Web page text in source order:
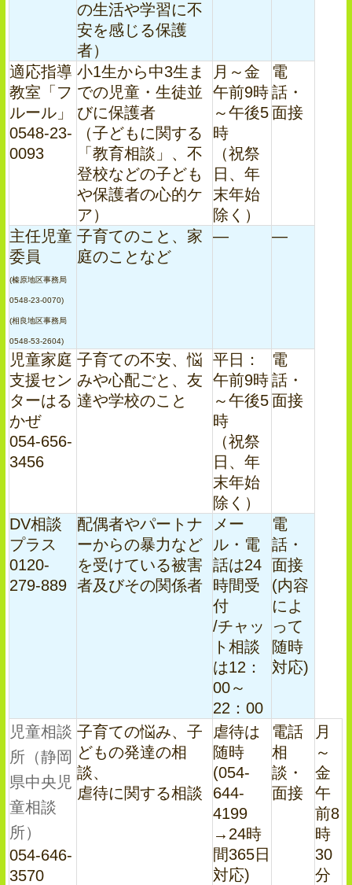
の生活や学習に不
安を感じる保護
者）
適応指導
教室「フ
ルール」
0548-23-
0093
小1生から中3生ま
での児童・生徒並
びに保護者
（子どもに関する
「教育相談」、不
登校などの子ども
や保護者の心的ケ
ア）
月～金
午前9時
～午後5
時
（祝祭
日、年
末年始
除く）
電
話・
面接
主任児童
委員
(榛原地区事務局
0548-23-0070)
(相良地区事務局
0548-53-2604)
子育てのこと、家
庭のことなど
― ―
児童家庭
支援セン
ターはる
かぜ
054-656-
3456
子育ての不安、悩
みや心配ごと、友
達や学校のこと
平日：
午前9時
～午後5
時
（祝祭
日、年
末年始
除く）
電
話・
面接
DV相談
プラス
0120-
279-889
配偶者やパートナ
ーからの暴力など
を受けている被害
者及びその関係者
メー
ル・電
話は24
時間受
付
/チャッ
ト相談
は12：
00～
22：00
電
話・
面接
(内容
によ
って
随時
対応)
児童相談
所（静岡
県中央児
童相談
所）
054-646-
3570
子育ての悩み、子
どもの発達の相
談、
虐待に関する相談
虐待は
随時
(054-
644-
4199
→24時
間365日
対応)
電話
相
談・
面接
月
～
金
午
前8
時
30
分